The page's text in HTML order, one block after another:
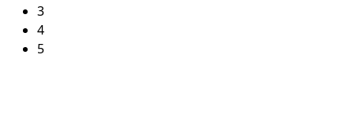
3
4
5